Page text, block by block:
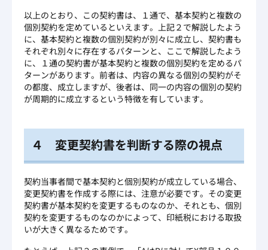
以上のとおり、この契約書は、１通で、基本契約と複数の
個別契約を定めているといえます。上記２で解説したよう
に、基本契約と複数の個別契約が別々に成立し、契約書も
それぞれ別々に存在するパターンと、ここで解説したよう
に、１通の契約書が基本契約と複数の個別契約を定めるパ
ターンがあります。前者は、内容の異なる個別の契約がそ
の都度、成立しますが、後者は、同一の内容の個別の契約
が周期的に成立するという特徴を有しています。
４ 変更契約書を判断する際の視点
契約当事者間で基本契約と個別契約が成立している場合、
変更契約書を作成する際には、注意が必要です。その変更
契約書が基本契約を変更するものなのか、それとも、個別
契約を変更するものなのかによって、印紙税における取扱
いが大きく異なるためです。